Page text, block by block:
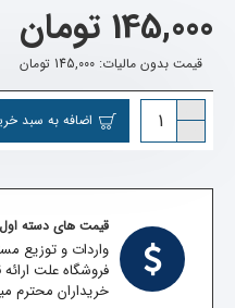
145,000 تومان
قیمت بدون مالیات: 145,000 تومان
اضافه به سبد
قیمت های دسته اول
واردات و توزیع
فروشگاه علت
خریداران محترم